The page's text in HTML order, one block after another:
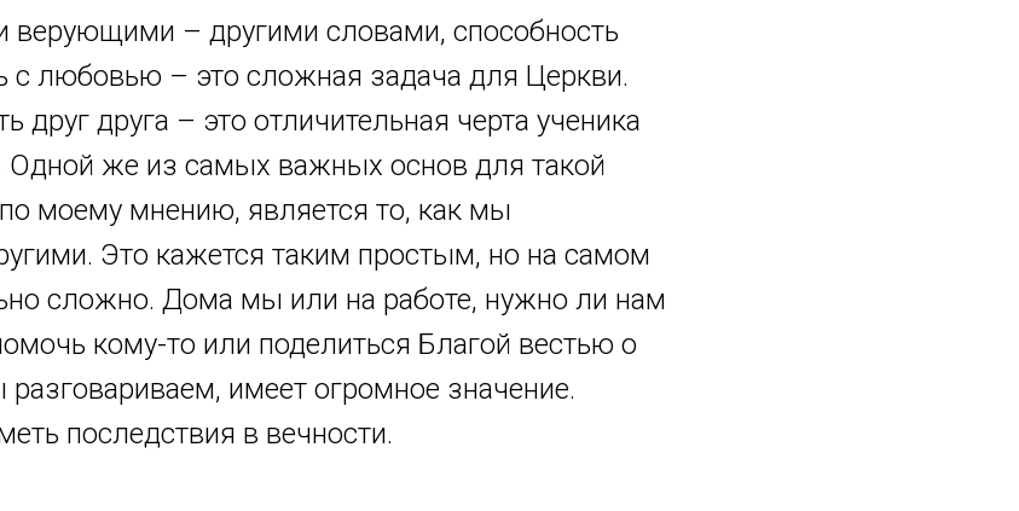
верующими – другими словами, способность
с любовью – это сложная задача для Церкви.
друг друга – это отличительная черта ученика
Одной же из самых важных основ для такой
моему мнению, является то, как мы
Это кажется таким простым, но на самом
сложно. Дома мы или на работе, нужно ли нам
кому-то или поделиться Благой вестью о
имеет огромное значение.
последствия в вечности.